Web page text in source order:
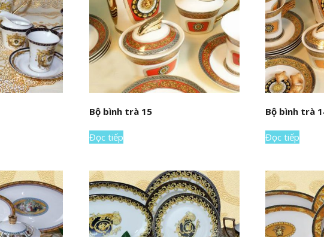
Bộ bình trà 15
Đọc tiếp
Bộ bình trà
Đọc tiếp